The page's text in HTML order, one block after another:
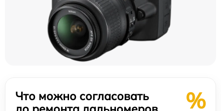
Что можно согласовать
%